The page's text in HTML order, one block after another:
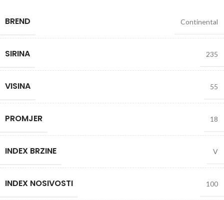
BREND Continental
SIRINA 235
VISINA 55
PROMJER 18
INDEX BRZINE V
INDEX NOSIVOSTI 100